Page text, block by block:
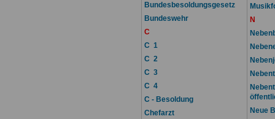
Bundesbesoldungsgesetz
Bundeswehr
C
C 1
C 2
C 3
C 4
C - Besoldung
Chefarzt
N
Neue